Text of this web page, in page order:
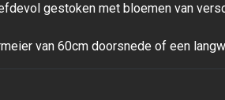
gestoken met bloemen van
van 60cm doorsnede of een